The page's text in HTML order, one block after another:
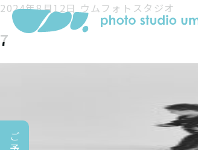
ご
2024年8月12日 ウムフォトスタジオ
7